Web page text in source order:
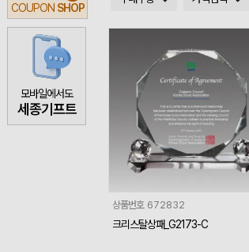
COUPON SHOP
모바일에서도
세종기프트
상품번호 672832
크리스탈상패_G2173-C